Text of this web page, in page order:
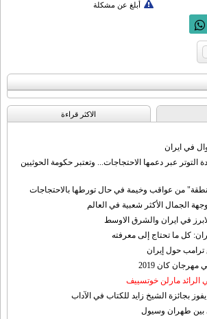
أبلغ عن مشكلة
الاکثر قراءة
في ايران
التوتر عبر دعمها الاحتجاجات... وتعتبر حكومة الحوثيين
من عواقب وخيمة في حال تورطها بالاحتجاجات
الجمال الأكثر شعبية في العالم
في ايران والشرق الاوسط
كل ما تحتاج إلى معرفته
حول إيران
الرائد مارلن خوتسييف
بجائزة الشيخ زايد للكتاب في الآداب
بين طهران وسيول